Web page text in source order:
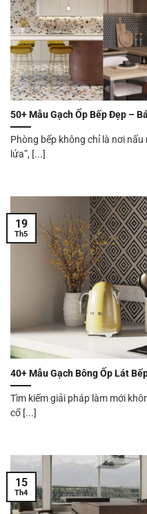
50+ Mẫu Gạch Ốp Bếp Đẹp –
Phòng bếp không chỉ là nơi
lửa”, [...]
40+ Mẫu Gạch Bông Ốp Lát
Tìm kiếm giải pháp làm mới
cổ [...]
19
Th5
15
Th4